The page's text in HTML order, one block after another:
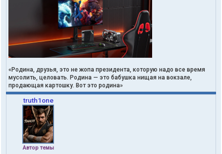
«Родина, друзья, это не жопа президента, которую надо все время
мусолить, целовать. Родина — это бабушка нищая на вокзале,
продающая картошку. Вот это родина»
truth1one
Автор темы